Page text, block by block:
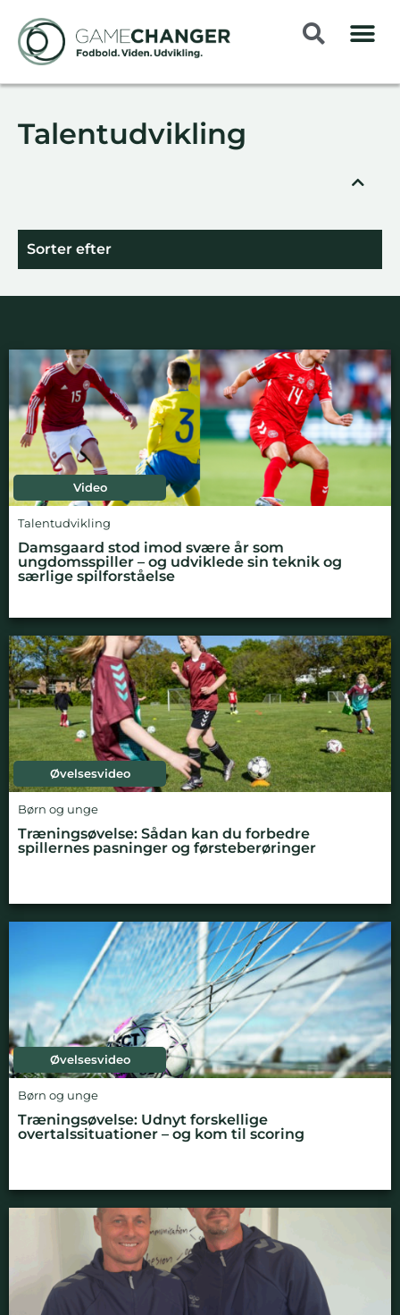
Talentudvikling
Sorter efter
Video
Talentudvikling
Damsgaard stod imod svære år som
ungdomsspiller – og udviklede sin teknik og
særlige spilforståelse
Øvelsesvideo
Børn og unge
Træningsøvelse: Sådan kan du forbedre
spillernes pasninger og førsteberøringer
Øvelsesvideo
Børn og unge
Træningsøvelse: Udnyt forskellige
overtalssituationer – og kom til scoring